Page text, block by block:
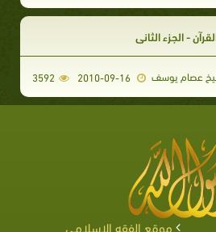
- الجزء الثاني
عصام يوسف 3592
موقع الفقه الإسلامي